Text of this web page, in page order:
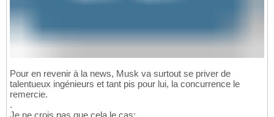
Pour en revenir à la news, Musk va surtout se priver de
talentueux ingénieurs et tant pis pour lui, la concurrence le
remercie.
.